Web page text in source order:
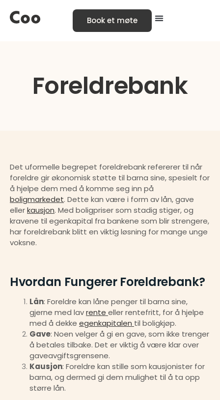
Book et møte
Foreldrebank
Det uformelle begrepet foreldrebank refererer til når
foreldre gir økonomisk støtte til barna sine, spesielt for
boligmarkedet. Dette kan være i form av lån, gave
eller kausjon. Med boligpriser som stadig stiger, og
kravene til egenkapital fra bankene som blir strengere,
har foreldrebank blitt en viktig løsning for mange unge
voksne.
Hvordan Fungerer Foreldrebank?
Lån: Foreldre kan låne penger til barna sine,
gjerne med lav rente eller rentefritt, for å hjelpe
med å dekke egenkapitalen til boligkjøp.
Gave: Noen velger å gi en gave, som ikke trenger
å betales tilbake. Det er viktig å være klar over
gaveavgiftsgrensene.
Kausjon: Foreldre kan stille som kausjonister for
barna, og dermed gi dem mulighet til å ta opp
større lån.